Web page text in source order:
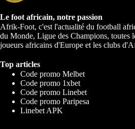
Le foot africain, notre passion
Afrik-Foot, c'est l'actualité du football
du Monde, Ligue des Champions, toutes
joueurs africains d'Europe et les clubs
Top articles
Code promo Melbet
Code promo 1xbet
Code promo Linebet
Code promo Paripesa
Linebet APK